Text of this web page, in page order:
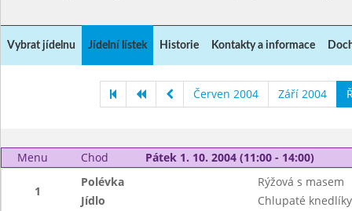
Vybrat jídelnu Jídelní lístek Historie Kontakty a informace
Červen 2004 Září 2004
Menu Chod Pátek 1. 10. 2004 (11:00 - 14:00)
1
Polévka
Rýžová s masem
Jídlo
Chlupaté